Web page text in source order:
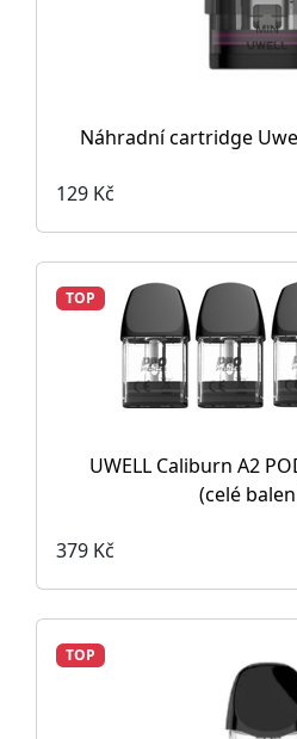
Náhradní cartridge
129 Kč
TOP
UWELL Caliburn A2
(celé
379 Kč
TOP